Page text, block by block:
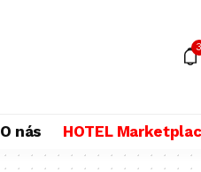
3
O nás HOTEL